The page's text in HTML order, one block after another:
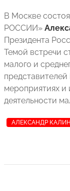
В Москве
РОССИИ»
Президента
Темой встречи
малого и
мероприятиях
деятельности
АЛЕКСАНДР